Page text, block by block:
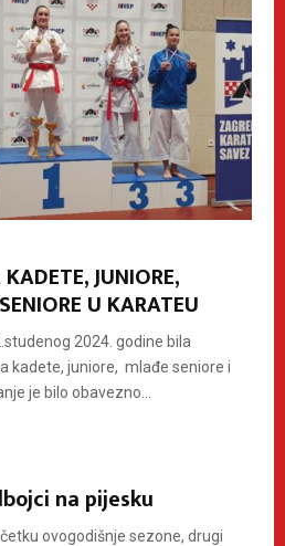
JUNIORE,
U KARATEU
2024. godine bila
kadete, juniore, mlađe seniore i
je bilo obavezno...
na pijesku
ovogodišnje sezone, drugi